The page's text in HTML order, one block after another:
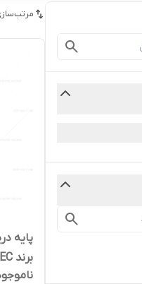
پایه
برند GREATEC مدل GTDS100